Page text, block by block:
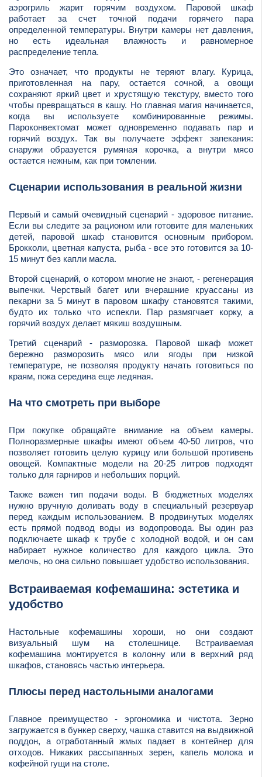
аэрогриль жарит горячим воздухом. Паровой шкаф
работает за счет точной подачи горячего пара
определенной температуры. Внутри камеры нет давления,
но есть идеальная влажность и равномерное
распределение тепла.
Это означает, что продукты не теряют влагу. Курица,
приготовленная на пару, остается сочной, а овощи
сохраняют яркий цвет и хрустящую текстуру, вместо того
чтобы превращаться в кашу. Но главная магия начинается,
когда вы используете комбинированные режимы.
Пароконвектомат может одновременно подавать пар и
горячий воздух. Так вы получаете эффект запекания:
снаружи образуется румяная корочка, а внутри мясо
остается нежным, как при томлении.
Сценарии использования в реальной жизни
Первый и самый очевидный сценарий - здоровое питание.
Если вы следите за рационом или готовите для маленьких
детей, паровой шкаф становится основным прибором.
Брокколи, цветная капуста, рыба - все это готовится за 10-
15 минут без капли масла.
Второй сценарий, о котором многие не знают, - регенерация
выпечки. Черствый багет или вчерашние круассаны из
пекарни за 5 минут в паровом шкафу становятся такими,
будто их только что испекли. Пар размягчает корку, а
горячий воздух делает мякиш воздушным.
Третий сценарий - разморозка. Паровой шкаф может
бережно разморозить мясо или ягоды при низкой
температуре, не позволяя продукту начать готовиться по
краям, пока середина еще ледяная.
На что смотреть при выборе
При покупке обращайте внимание на объем камеры.
Полноразмерные шкафы имеют объем 40-50 литров, что
позволяет готовить целую курицу или большой противень
овощей. Компактные модели на 20-25 литров подходят
только для гарниров и небольших порций.
Также важен тип подачи воды. В бюджетных моделях
нужно вручную доливать воду в специальный резервуар
перед каждым использованием. В продвинутых моделях
есть прямой подвод воды из водопровода. Вы один раз
подключаете шкаф к трубе с холодной водой, и он сам
набирает нужное количество для каждого цикла. Это
мелочь, но она сильно повышает удобство использования.
Встраиваемая кофемашина: эстетика и
удобство
Настольные кофемашины хороши, но они создают
визуальный шум на столешнице. Встраиваемая
кофемашина монтируется в колонну или в верхний ряд
шкафов, становясь частью интерьера.
Плюсы перед настольными аналогами
Главное преимущество - эргономика и чистота. Зерно
загружается в бункер сверху, чашка ставится на выдвижной
поддон, а отработанный жмых падает в контейнер для
отходов. Никаких рассыпанных зерен, капель молока и
кофейной гущи на столе.